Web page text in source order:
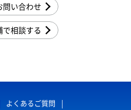
問い合わせ
相談する
よくあるご質問